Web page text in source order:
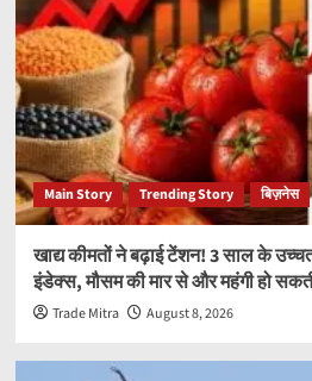
Main Story Trending Story बिज़नेस
खाद्य कीमतों ने बढ़ाई टेंशन! 3 साल के
इंडेक्स, मौसम की मार से और महंगी हो
Trade Mitra August 8, 2026